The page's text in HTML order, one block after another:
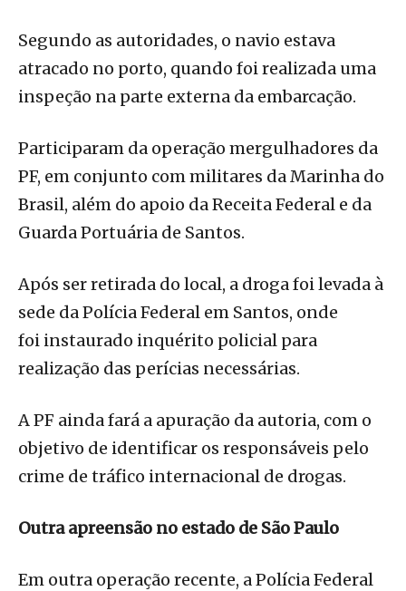
Segundo as autoridades, o navio estava
atracado no porto, quando foi realizada uma
inspeção na parte externa da embarcação.
Participaram da operação mergulhadores da
PF, em conjunto com militares da Marinha do
Brasil, além do apoio da Receita Federal e da
Guarda Portuária de Santos.
Após ser retirada do local, a droga foi levada à
sede da Polícia Federal em Santos, onde
foi instaurado inquérito policial para
realização das perícias necessárias.
A PF ainda fará a apuração da autoria, com o
objetivo de identificar os responsáveis pelo
crime de tráfico internacional de drogas.
Outra apreensão no estado de São Paulo
Em outra operação recente, a Polícia Federal